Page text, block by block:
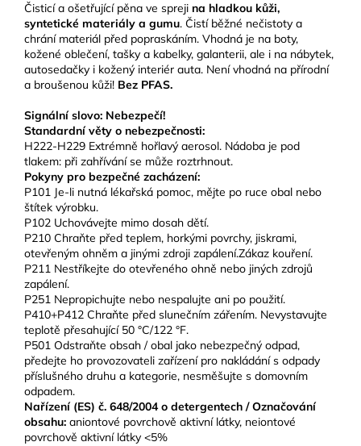
Čisticí a ošetřující pěna ve spreji na hladkou kůži,
syntetické materiály a gumu. Čistí běžné nečistoty a
chrání materiál před popraskáním. Vhodná je na boty,
kožené oblečení, tašky a kabelky, galanterii, ale i na nábytek,
autosedačky i kožený interiér auta. Není vhodná na přírodní
a broušenou kůži! Bez PFAS.
Signální slovo: Nebezpečí!
Standardní věty o nebezpečnosti:
H222-H229 Extrémně hořlavý aerosol. Nádoba je pod
tlakem: při zahřívání se může roztrhnout.
Pokyny pro bezpečné zacházení:
P101 Je-li nutná lékařská pomoc, mějte po ruce obal nebo
štítek výrobku.
P102 Uchovávejte mimo dosah dětí.
P210 Chraňte před teplem, horkými povrchy, jiskrami,
otevřeným ohněm a jinými zdroji zapálení.Zákaz kouření.
P211 Nestříkejte do otevřeného ohně nebo jiných zdrojů
zapálení.
P251 Nepropichujte nebo nespalujte ani po použití.
P410+P412 Chraňte před slunečním zářením. Nevystavujte
teplotě přesahující 50 °C/122 °F.
P501 Odstraňte obsah / obal jako nebezpečný odpad,
předejte ho provozovateli zařízení pro nakládání s odpady
příslušného druhu a kategorie, nesměšujte s domovním
odpadem.
Nařízení (ES) č. 648/2004 o detergentech / Označování
obsahu: aniontové povrchově aktivní látky, neiontové
povrchově aktivní látky <5%